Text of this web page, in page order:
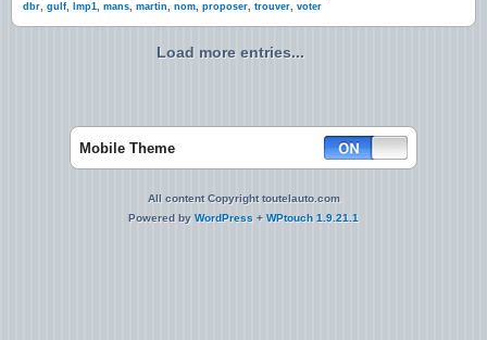
dbr, gulf, lmp1, mans, martin, nom, proposer, trouver, voter
Load more entries...
Mobile Theme
All content Copyright toutelauto.com
Powered by WordPress + WPtouch 1.9.21.1